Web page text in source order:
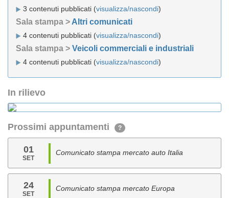
3 contenuti pubblicati (visualizza/nascondi)
Sala stampa > Altri comunicati
4 contenuti pubblicati (visualizza/nascondi)
Sala stampa > Veicoli commerciali e industriali
4 contenuti pubblicati (visualizza/nascondi)
In rilievo
Prossimi appuntamenti ?
01
SET
Comunicato stampa mercato auto Italia
24
SET
Comunicato stampa mercato Europa